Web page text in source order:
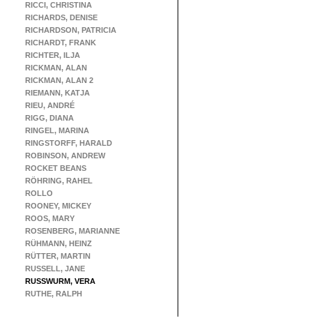
RICCI, CHRISTINA
RICHARDS, DENISE
RICHARDSON, PATRICIA
RICHARDT, FRANK
RICHTER, ILJA
RICKMAN, ALAN
RICKMAN, ALAN 2
RIEMANN, KATJA
RIEU, ANDRÉ
RIGG, DIANA
RINGEL, MARINA
RINGSTORFF, HARALD
ROBINSON, ANDREW
ROCKET BEANS
RÖHRING, RAHEL
ROLLO
ROONEY, MICKEY
ROOS, MARY
ROSENBERG, MARIANNE
RÜHMANN, HEINZ
RÜTTER, MARTIN
RUSSELL, JANE
RUSSWURM, VERA
RUTHE, RALPH